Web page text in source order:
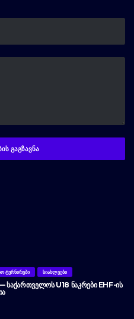
ᲢᲣᲠᲜᲘᲠᲔᲑᲘ ᲡᲘᲐᲮᲚᲔᲔᲑᲘ
ᲡᲐᲥᲐᲠᲗᲕᲔᲚᲝᲡ U18 ᲜᲐᲙᲠᲔᲑᲘ EHF-ᲘᲡ